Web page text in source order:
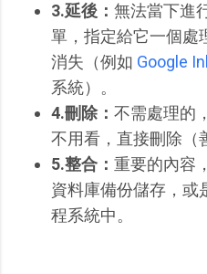
3.延後： 無法當下進
單，指定給它一個處
消失（例如 Google
系統）。
4.刪除： 不需處理的
不用看，直接刪除（
5.整合： 重要的內容
資料庫備份儲存，或
程系統中。